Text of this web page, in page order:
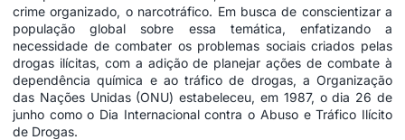
crime organizado, o narcotráfico. Em busca de conscientizar a
população global sobre essa temática, enfatizando a
necessidade de combater os problemas sociais criados pelas
drogas ilícitas, com a adição de planejar ações de combate à
dependência química e ao tráfico de drogas, a Organização
das Nações Unidas (ONU) estabeleceu, em 1987, o dia 26 de
junho como o Dia Internacional contra o Abuso e Tráfico Ilícito
de Drogas.